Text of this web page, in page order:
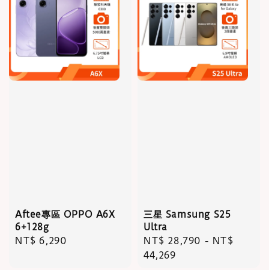
Aftee專區 OPPO A6X
6+128g
Regular
NT$ 6,290
三星 Samsung S25
Ultra
Regular
price
NT$ 28,790 - NT$
44,269